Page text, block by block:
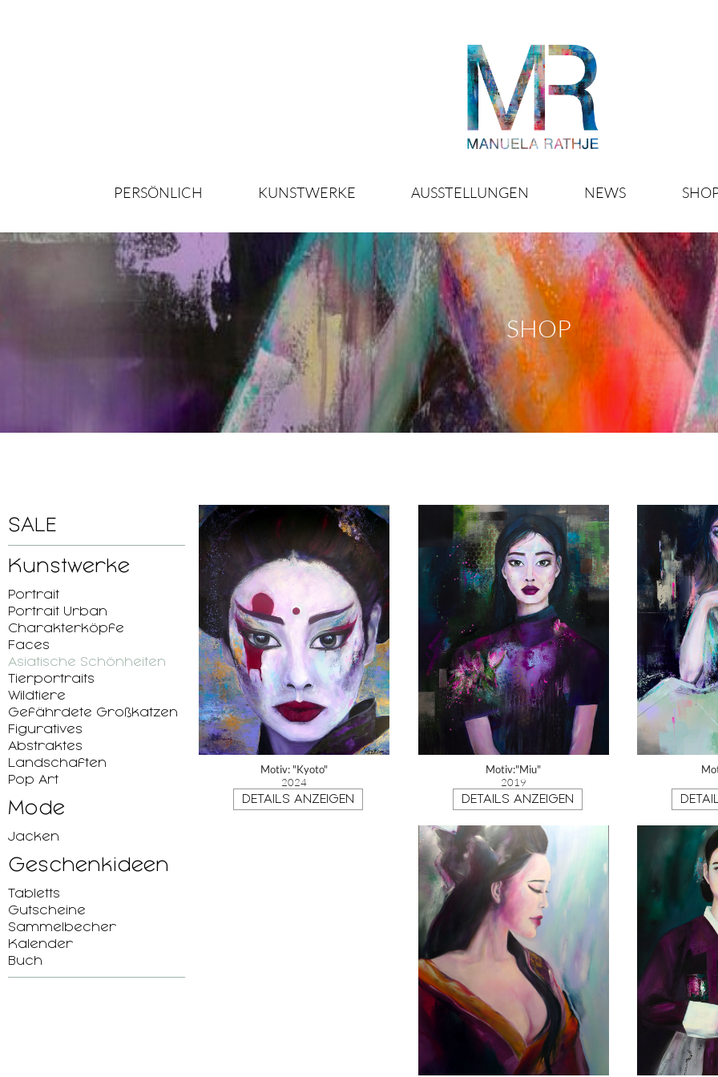
PERSÖNLICH KUNSTWERKE AUSSTELLUNGEN NEWS
SHOP
SALE
Kunstwerke
Portrait
Portrait Urban
Charakterköpfe
Faces
Asiatische Schönheiten
Tierportraits
Wildtiere
Gefährdete Großkatzen
Figuratives
Abstraktes
Landschaften
Pop Art
Mode
Jacken
Geschenkideen
Tabletts
Gutscheine
Sammelbecher
Kalender
Buch
Motiv: "Kyoto"
2024
DETAILS ANZEIGEN
Motiv:"Miu"
2019
DETAILS ANZEIGEN